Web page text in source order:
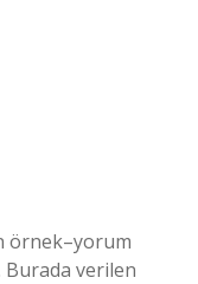
örnek–yorum
Burada verilen